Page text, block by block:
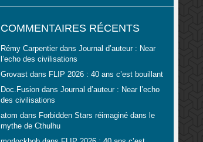
COMMENTAIRES RÉCENTS
Rémy Carpentierdans Journal d’auteur : Near
l’echo des civilisations
Grovastdans FLIP 2026 : 40 ans c’est bouillant
Doc.Fusiondans Journal d’auteur : Near l’echo
des civilisations
atom dans Forbidden Stars réimaginé dans le
mythe de Cthulhu